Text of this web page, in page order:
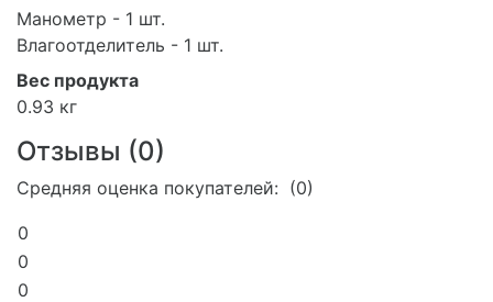
Манометр - 1 шт.
Влагоотделитель - 1 шт.
Вес продукта
0.93 кг
Отзывы (0)
Средняя оценка покупателей: (0)
0
0
0